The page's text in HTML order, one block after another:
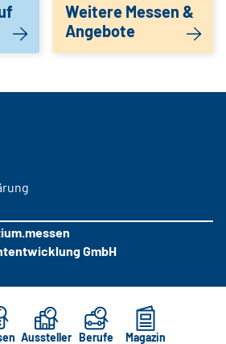
Weitere Messen &
Angebote
Aussteller Berufe Magazin
GmbH